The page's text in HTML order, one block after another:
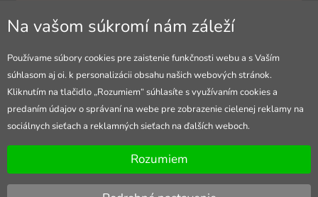
info@4lol.cz
Predajňa v Ostrave
28. října 250, Ostrava
Otevřeno Po-Pia: 10-18h
Na vašom súkromí nám záleží
Používame súbory cookies pre zaistenie funkčnosti webu a s Vaším
súhlasom aj oi. k personalizácii obsahu našich webových stránok.
Kliknutím na tlačidlo „Rozumiem“ súhlasíte s využívaním cookies a
predaním údajov o správaní na webe pre zobrazenie cielenej reklamy na
sociálnych sieťach a reklamných sieťach na ďalších weboch.
Rozumiem